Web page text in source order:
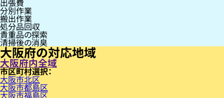
出張費
分別作業
搬出作業
処分品回収
貴重品の探索
清掃後の消臭
大阪府の対応地域
大阪府内全域
市区町村
大阪市北区
大阪市都島区
大阪市福島区